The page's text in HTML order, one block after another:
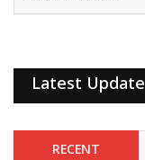
Latest Update
RECENT